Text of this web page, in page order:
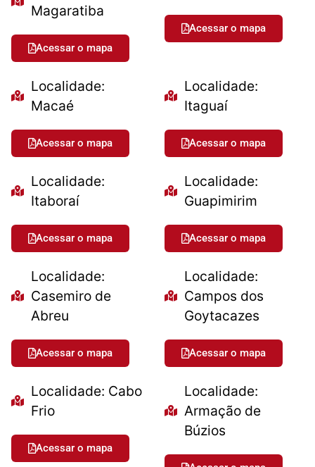
Magaratiba
Acessar o mapa
Acessar o mapa
Localidade:
Macaé
Acessar o mapa
Localidade:
Itaguaí
Acessar o mapa
Localidade:
Itaboraí
Acessar o mapa
Localidade:
Guapimirim
Acessar o mapa
Localidade:
Casemiro de
Abreu
Acessar o mapa
Localidade:
Campos dos
Goytacazes
Acessar o mapa
Localidade: Cabo
Frio
Acessar o mapa
Localidade:
Armação de
Búzios